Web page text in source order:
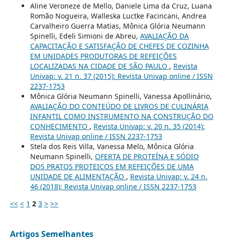
Aline Veroneze de Mello, Daniele Lima da Cruz, Luana
Romão Nogueira, Walleska Luctke Facincani, Andrea
Carvalheiro Guerra Matias, Mônica Glória Neumann
Spinelli, Edeli Simioni de Abreu, AVALIAÇÃO DA
CAPACITAÇÃO E SATISFAÇÃO DE CHEFES DE COZINHA
EM UNIDADES PRODUTORAS DE REFEIÇÕES
LOCALIZADAS NA CIDADE DE SÃO PAULO , Revista
Univap: v. 21 n. 37 (2015): Revista Univap online / ISSN
2237-1753
Mônica Glória Neumann Spinelli, Vanessa Apollinário,
AVALIAÇÃO DO CONTEÚDO DE LIVROS DE CULINÁRIA
INFANTIL COMO INSTRUMENTO NA CONSTRUÇÃO DO
CONHECIMENTO , Revista Univap: v. 20 n. 35 (2014):
Revista Univap online / ISSN 2237-1753
Stela dos Reis Villa, Vanessa Melo, Mônica Glória
Neumann Spinelli, OFERTA DE PROTEÍNA E SÓDIO
DOS PRATOS PROTEICOS EM REFEIÇÕES DE UMA
UNIDADE DE ALIMENTAÇÃO , Revista Univap: v. 24 n.
46 (2018): Revista Univap online / ISSN 2237-1753
<< < 1 2 3 > >>
Artigos Semelhantes